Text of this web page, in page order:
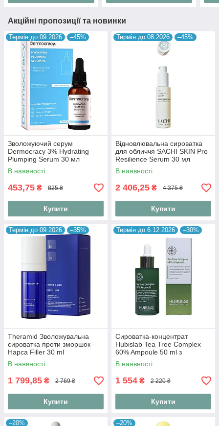
Акційні пропозиції та новинки
Термін до 09.2026 –45%
Зволожуючий серум
Dermocracy 3% Hydrating
Plumping Serum 30 мл
В наявності
453,75 ₴ 825 ₴
Купити
Термін до 08.2026 –45%
Відновлювальна сироватка
для обличчя SACHI SKIN Pro
Resilience Serum 30 мл
В наявності
2 406,25 ₴ 4 375 ₴
Купити
Термін до 09.2026 –35%
Theramid Зволожувальна
сироватка проти зморшок -
Hapca Filler 30 ml
В наявності
1 799,85 ₴ 2 769 ₴
Купити
Термін до 6.12.2026 –30%
Сироватка-концентрат
Hubislab Tea Tree Complex
60% Ampoule 50 ml з
екстрактом чайного дерева
60%
В наявності
1 554 ₴ 2 220 ₴
Купити
–20% –20%